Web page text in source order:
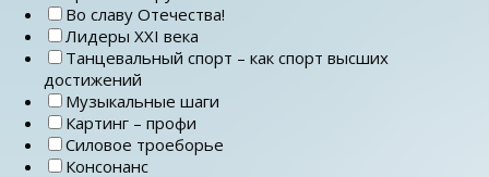
Во славу Отечества!
Лидеры ХХI века
Танцевальный спорт – как спорт высших
достижений
Музыкальные шаги
Картинг – профи
Силовое троеборье
Консонанс